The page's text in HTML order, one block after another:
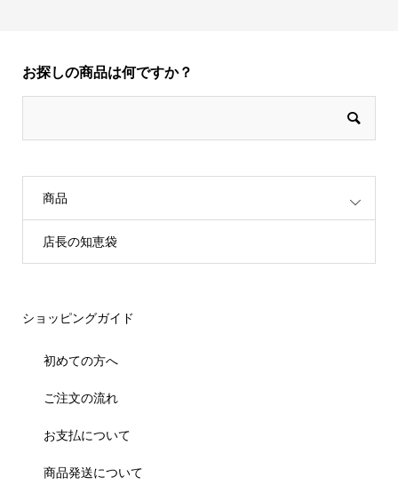
お探しの商品は何ですか？
商品
店長の知恵袋
ショッピングガイド
初めての方へ
ご注文の流れ
お支払について
商品発送について